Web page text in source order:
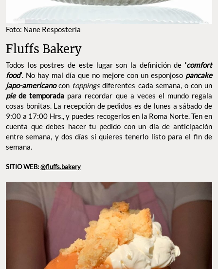
Foto: Nane Respostería
Fluffs Bakery
Todos los postres de este lugar son la definición de ‘comfort
food’. No hay mal día que no mejore con un esponjoso pancake
japo-americanocon toppingsdiferentes cada semana, o con un
piede temporada para recordar que a veces el mundo regala
cosas bonitas. La recepción de pedidos es de lunes a sábado de
9:00 a 17:00 Hrs., y puedes recogerlos en la Roma Norte. Ten en
cuenta que debes hacer tu pedido con un día de anticipación
entre semana, y dos días si quieres tenerlo listo para el fin de
semana.
SITIO WEB:@fluffs.bakery